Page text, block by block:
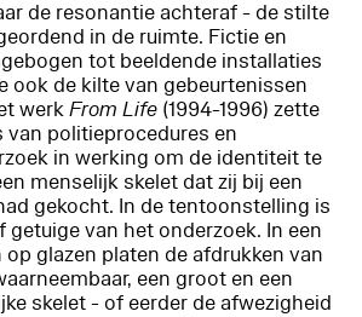
de resonantie achteraf - de stilte
in de ruimte. Fictie en
tot beeldende installaties
ook de kilte van gebeurtenissen
werkFrom Life (1994-1996) zette
van politieprocedures en
in werking om de identiteit te
menselijk skelet dat zij bij een
gekocht. In de tentoonstelling is
getuige van het onderzoek. In een
glazen platen de afdrukken van
een groot en een
skelet - of eerder de afwezigheid